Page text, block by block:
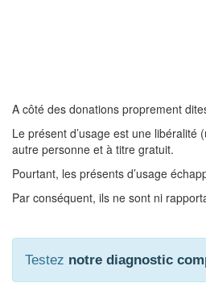
A côté des donations proprement
Le présent d’usage est une libéralité
autre personne et à titre gratuit.
Pourtant, les présents d’usage
Par conséquent, ils ne sont ni
Testez notre diagnostic